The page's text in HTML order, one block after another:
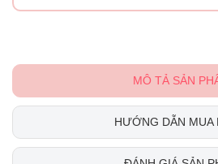
MÔ TẢ SẢN
HƯỚNG DẪN MUA